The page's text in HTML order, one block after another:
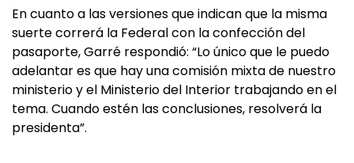
En cuanto a las versiones que indican que la misma
suerte correrá la Federal con la confección del
pasaporte, Garré respondió: “Lo único que le puedo
adelantar es que hay una comisión mixta de nuestro
ministerio y el Ministerio del Interior trabajando en el
tema. Cuando estén las conclusiones, resolverá la
presidenta”.